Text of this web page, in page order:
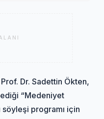
Dr. Sadettin Ökten,
“Medeniyet
programı için